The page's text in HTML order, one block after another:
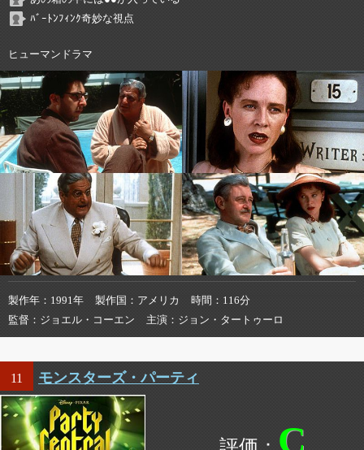
ﾊﾞｰﾄﾝﾌｨﾝｸ奇妙な視点
ヒューマンドラマ
製作年 1991年 製作国 アメリカ 時間
116分
監督
ジョエル・コーエン 主演 ジョン・タートゥーロ
11 モンスターズ・パーティ
C